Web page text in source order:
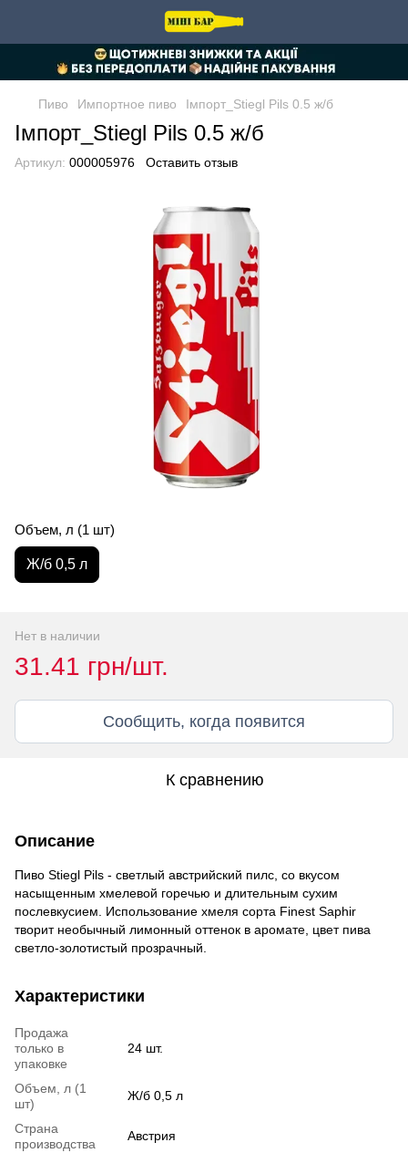
Пиво Импортное пиво Імпорт_Stiegl Pils 0.5 ж/б
Імпорт_Stiegl Pils 0.5 ж/б
Артикул: 000005976 Оставить отзыв
Объем, л (1 шт)
Ж/б 0,5 л
Нет в наличии
31.41 грн/шт.
Сообщить, когда появится
К сравнению
Описание
Пиво Stiegl Pils - светлый австрийский пилс, со вкусом
насыщенным хмелевой горечью и длительным сухим
послевкусием. Использование хмеля сорта Finest Saphir
творит необычный лимонный оттенок в аромате, цвет пива
светло-золотистый прозрачный.
Характеристики
Продажа
только в
упаковке
24 шт.
Объем, л (1
шт)
Ж/б 0,5 л
Страна
производства
Австрия